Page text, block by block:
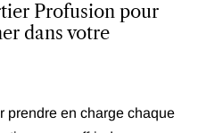
Profusion pour
dans votre
prendre en charge chaque